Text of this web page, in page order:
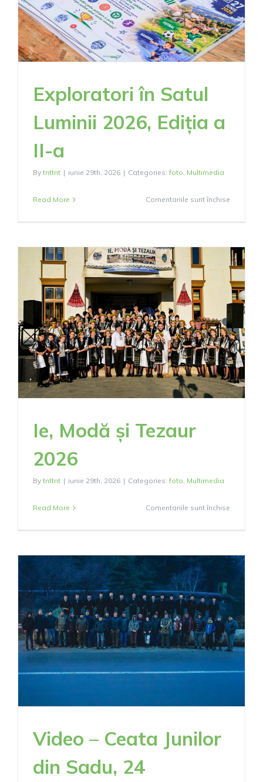
Exploratori în Satul
Luminii 2026, Ediția a
II-a
By tnttnt | iunie 29th, 2026 | Categories: foto, Multimedia
Read More Comentariile sunt închise
Luminii
2026,
Ediția
a
a
Ie, Modă și Tezaur
2026
By tnttnt | iunie 29th, 2026 | Categories: foto Multimedia
Read More Comentariile sunt închise
Tezaur
2026
Video – Ceata Junilor
din Sadu, 24